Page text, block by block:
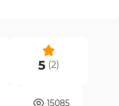
5 (2)
15085